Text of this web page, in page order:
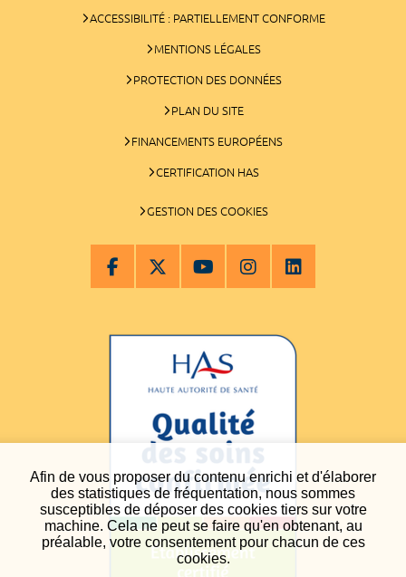
Afin de vous proposer du contenu enrichi et d'élaborer
des statistiques de fréquentation, nous sommes
susceptibles de déposer des cookies tiers sur votre
machine. Cela ne peut se faire qu'en obtenant, au
préalable, votre consentement pour chacun de ces
cookies.
ACCESSIBILITÉ : PARTIELLEMENT CONFORME
MENTIONS LÉGALES
PROTECTION DES DONNÉES
PLAN DU SITE
FINANCEMENTS EUROPÉENS
CERTIFICATION HAS
GESTION DES COOKIES